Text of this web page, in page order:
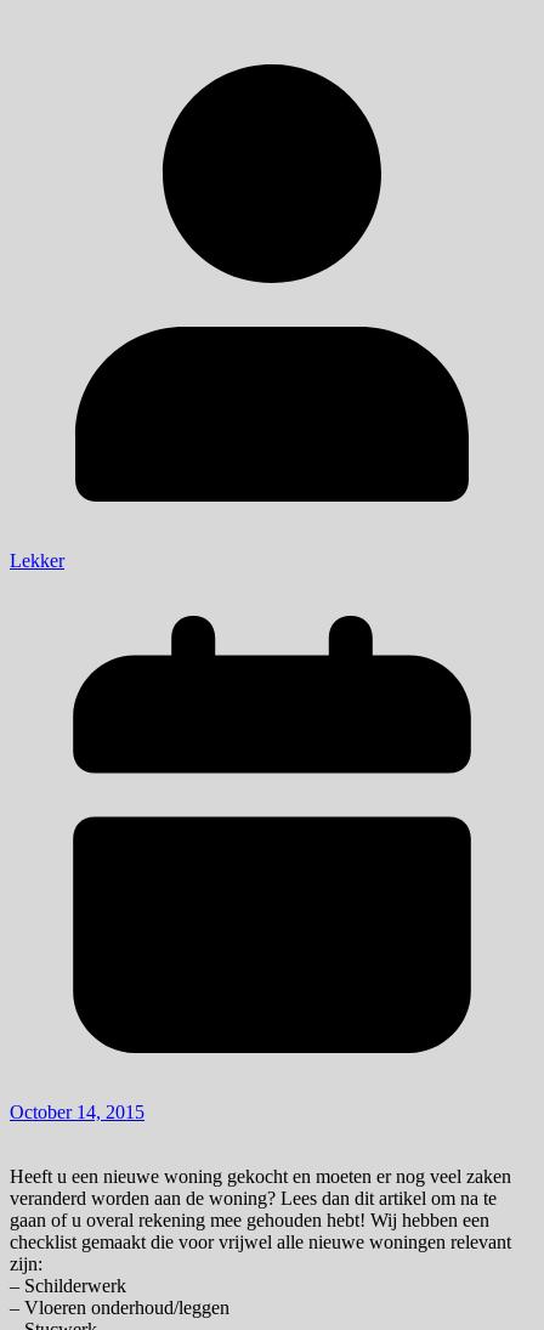
Lekker
October 14, 2015
Heeft u een nieuwe woning gekocht en moeten er nog veel zaken
veranderd worden aan de woning? Lees dan dit artikel om na te
gaan of u overal rekening mee gehouden hebt! Wij hebben een
checklist gemaakt die voor vrijwel alle nieuwe woningen relevant
zijn:
– Schilderwerk
– Vloeren onderhoud/leggen